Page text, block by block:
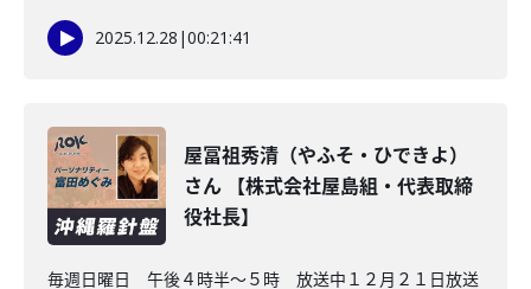
2025.12.28 |00:21:41
屋冨祖秀清（やふそ・ひできよ）
さん 【株式会社屋島組・代表取締
役社長】
毎週日曜日 午後４時半～５時 放送中１２月２１日放送